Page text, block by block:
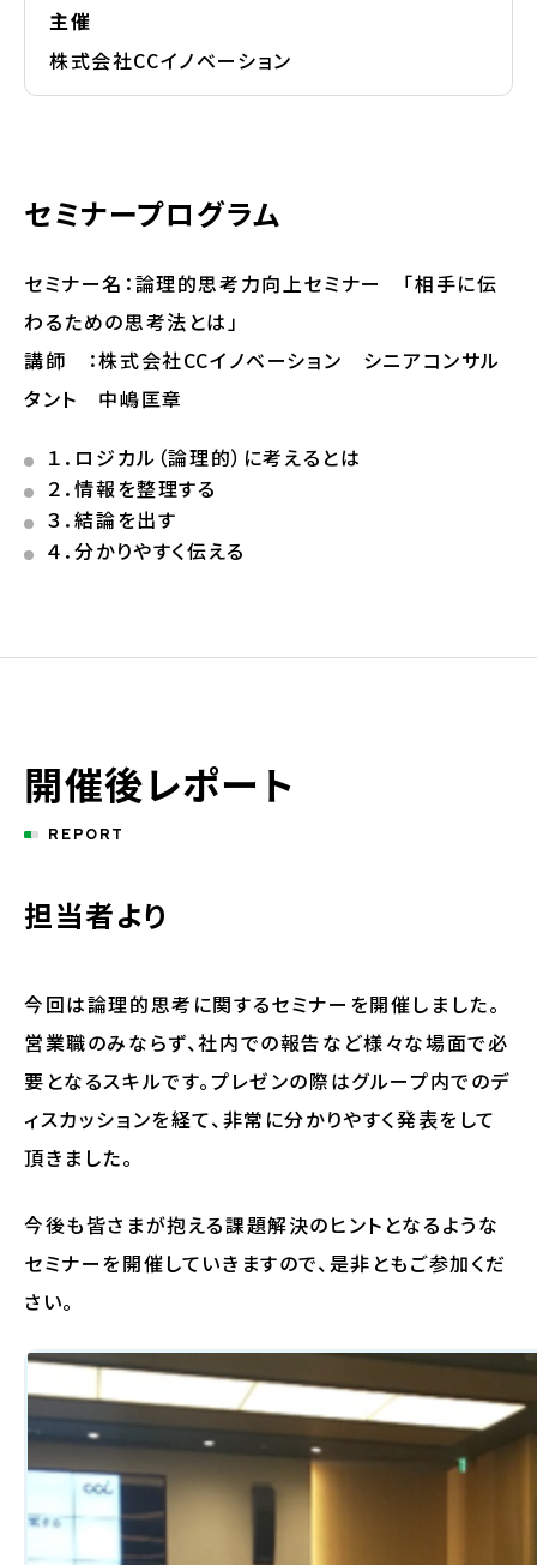
主催
株式会社CCイノベーション
セミナープログラム
セミナー名：論理的思考力向上セミナー 「相手に伝
わるための思考法とは」
講師 ：株式会社CCイノベーション シニアコンサル
タント 中嶋匡章
１．ロジカル（論理的）に考えるとは
２．情報を整理する
３．結論を出す
４．分かりやすく伝える
開催後レポート
REPORT
担当者より
今回は論理的思考に関するセミナーを開催しました。
営業職のみならず、社内での報告など様々な場面で必
要となるスキルです。プレゼンの際はグループ内でのデ
ィスカッションを経て、非常に分かりやすく発表をして
頂きました。
今後も皆さまが抱える課題解決のヒントとなるような
セミナーを開催していきますので、是非ともご参加くだ
さい。